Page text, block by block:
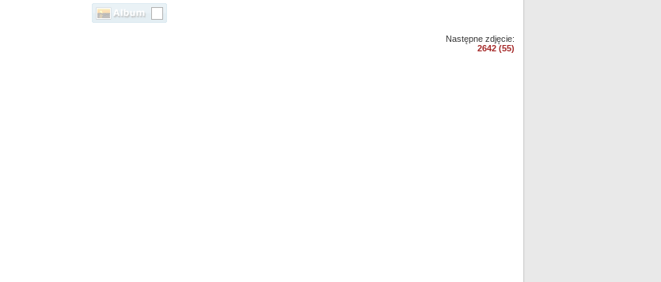
Następne zdjęcie:
2642 (55)